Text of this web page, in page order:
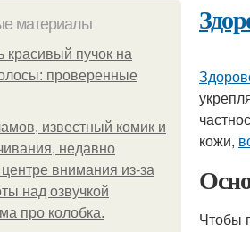
материалы
красивый пучок на
проверенные
известный комик и
недавно
внимания из-за
над озвучкой
про колобка.
кожи,
Чтобы